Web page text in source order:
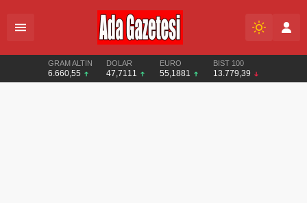
GRAM ALTIN
6.660,55
DOLAR
47,7111
EURO
55,1881
BIST 100
13.779,39